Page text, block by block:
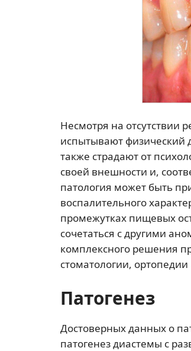
Несмотря на отсутствии
испытывают физический
также страдают от
своей внешности и,
патология может быть
воспалительного
промежутках пищевых
сочетаться с другими
комплексного решения
стоматологии,
Патогенез
Достоверных данных о
патогенез диастемы с